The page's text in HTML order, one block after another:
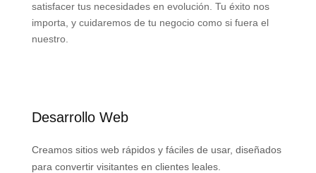
satisfacer tus necesidades en evolución. Tu éxito nos
importa, y cuidaremos de tu negocio como si fuera el
nuestro.
Desarrollo Web
Creamos sitios web rápidos y fáciles de usar, diseñados
para convertir visitantes en clientes leales.